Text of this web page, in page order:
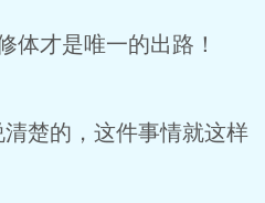
体才是唯一的出路！
楚的，这件事情就这样